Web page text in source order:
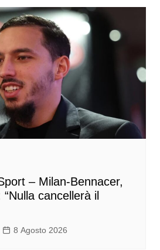
– Milan-Bennacer,
“Nulla cancellerà il
8 Agosto 2026